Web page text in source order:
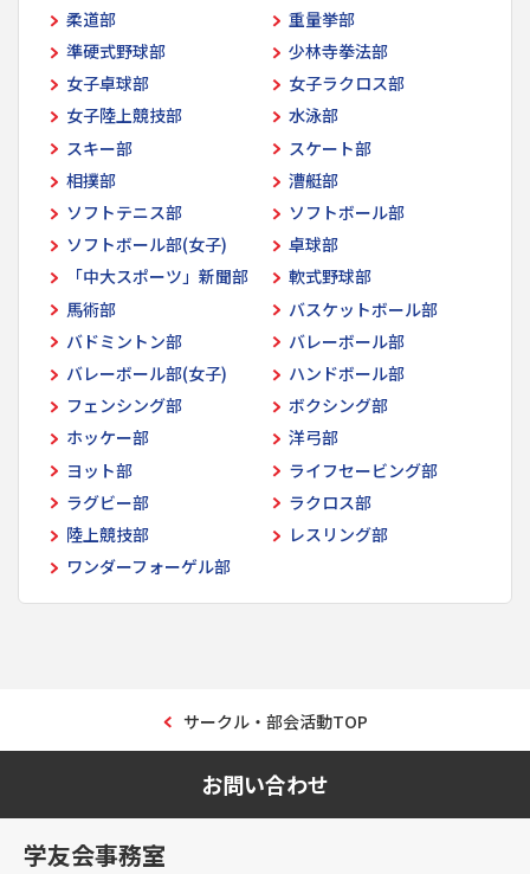
柔道部
重量挙部
準硬式野球部
少林寺拳法部
女子卓球部
女子ラクロス部
女子陸上競技部
水泳部
スキー部
スケート部
相撲部
漕艇部
ソフトテニス部
ソフトボール部
ソフトボール部(女子)
卓球部
「中大スポーツ」新聞部
軟式野球部
馬術部
バスケットボール部
バドミントン部
バレーボール部
バレーボール部(女子)
ハンドボール部
フェンシング部
ボクシング部
ホッケー部
洋弓部
ヨット部
ライフセービング部
ラグビー部
ラクロス部
陸上競技部
レスリング部
ワンダーフォーゲル部
サークル・部会活動TOP
お問い合わせ
学友会事務室